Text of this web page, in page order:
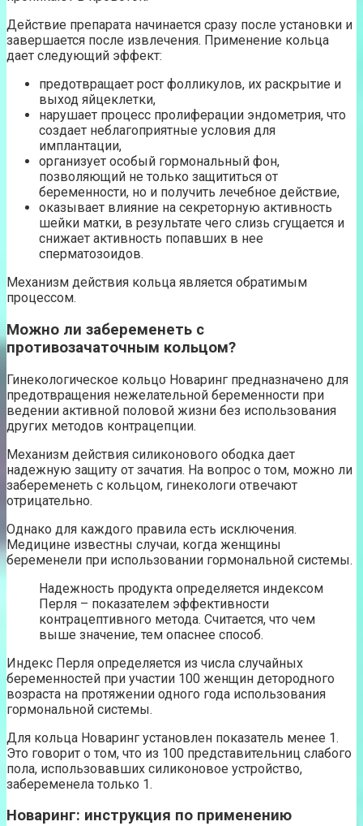
Действие препарата начинается сразу после установки и
завершается после извлечения. Применение кольца
дает следующий эффект:
предотвращает рост фолликулов, их раскрытие и
выход яйцеклетки,
нарушает процесс пролиферации эндометрия, что
создает неблагоприятные условия для
имплантации,
организует особый гормональный фон,
позволяющий не только защититься от
беременности, но и получить лечебное действие,
оказывает влияние на секреторную активность
шейки матки, в результате чего слизь сгущается и
снижает активность попавших в нее
сперматозоидов.
Механизм действия кольца является обратимым
процессом.
Можно ли забеременеть с
противозачаточным кольцом?
Гинекологическое кольцо Новаринг предназначено для
предотвращения нежелательной беременности при
ведении активной половой жизни без использования
других методов контрацепции.
Механизм действия силиконового ободка дает
надежную защиту от зачатия. На вопрос о том, можно ли
забеременеть с кольцом, гинекологи отвечают
отрицательно.
Однако для каждого правила есть исключения.
Медицине известны случаи, когда женщины
беременели при использовании гормональной системы.
Надежность продукта определяется индексом
Перля – показателем эффективности
контрацептивного метода. Считается, что чем
выше значение, тем опаснее способ.
Индекс Перля определяется из числа случайных
беременностей при участии 100 женщин детородного
возраста на протяжении одного года использования
гормональной системы.
Для кольца Новаринг установлен показатель менее 1.
Это говорит о том, что из 100 представительниц слабого
пола, использовавших силиконовое устройство,
забеременела только 1.
Новаринг: инструкция по применению